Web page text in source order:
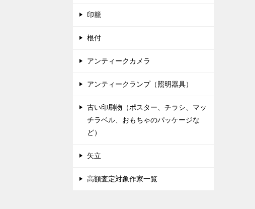
印籠
根付
アンティークカメラ
アンティークランプ（照明器具）
古い印刷物（ポスター、チラシ、マッ
チラベル、おもちゃのパッケージな
ど）
矢立
高額査定対象作家一覧